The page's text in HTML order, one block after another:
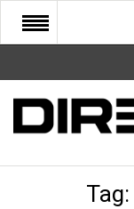
START
COMUNITATE
CULTURATag: